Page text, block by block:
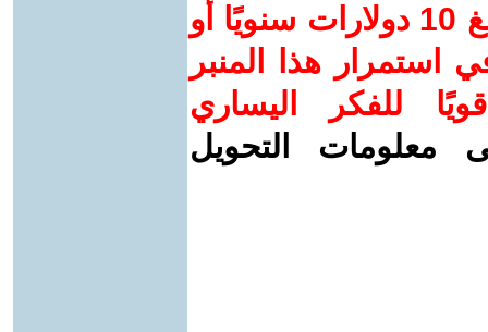
ساهم/ي معنا! بدعمكم بمبلغ 10 دولارات سنويًا أو
استمرار هذا المنبر
للفكر اليساري
معلومات التحويل